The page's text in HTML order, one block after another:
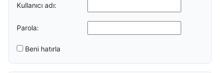
Kullanıcı adı:
Parola:
Beni hatırla